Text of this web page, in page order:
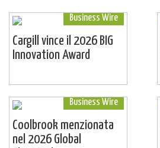
Business Wire
Cargill vince il 2026 BIG
Innovation Award
Business Wire
Coolbrook menzionata
nel 2026 Global